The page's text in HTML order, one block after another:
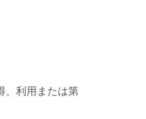
、利用または第